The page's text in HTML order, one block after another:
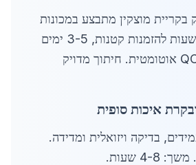
בקריית מוצקין מתבצע במכונות
לייזר 6 ק"ו, 48 שעות להזמנות קטנות, 3-5 ימים
לגדולות. בדיקת QC אוטומטית. חיתוך מדויק
בדיקה ויזואלית ומדידה.
8 שעות.